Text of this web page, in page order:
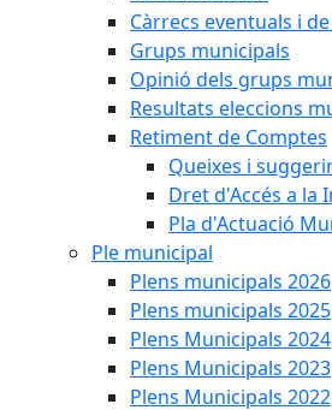
Càrrecs eventuals i
Grups municipals
Opinió dels grups
Resultats eleccions
Retiment de Comptes
Queixes i
Dret d'Accés a la
Pla d'Actuació
Ple municipal
Plens municipals 2026
Plens municipals 2025
Plens Municipals 2024
Plens Municipals 2023
Plens Municipals 2022